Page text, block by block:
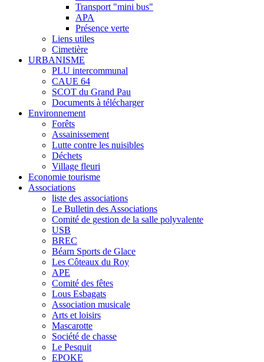
Transport "mini bus"
APA
Présence verte
Liens utiles
Cimetière
URBANISME
PLU intercommunal
CAUE 64
SCOT du Grand Pau
Documents à télécharger
Environnement
Forêts
Assainissement
Lutte contre les nuisibles
Déchets
Village fleuri
Economie tourisme
Associations
liste des associations
Le Bulletin des Associations
Comité de gestion de la salle polyvalente
USB
BREC
Béarn Sports de Glace
Les Côteaux du Roy
APE
Comité des fêtes
Lous Esbagats
Association musicale
Arts et loisirs
Mascarotte
Société de chasse
Le Pesquit
EPOKE